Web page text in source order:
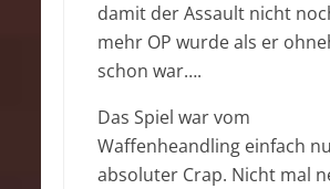
damit der Assault nicht
mehr OP wurde als er
schon war….
Das Spiel war vom
Waffenheandling einfach
absoluter Crap. Nicht mal